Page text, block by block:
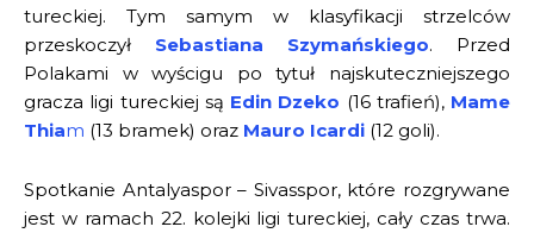
tureckiej. Tym samym w klasyfikacji strzelców
przeskoczył Sebastiana Szymańskiego. Przed
Polakami w wyścigu po tytuł najskuteczniejszego
gracza ligi tureckiej są Edin Dzeko (16 trafień), Mame
Thiam (13 bramek) oraz Mauro Icardi (12 goli).
Spotkanie Antalyaspor – Sivasspor, które rozgrywane
jest w ramach 22. kolejki ligi tureckiej, cały czas trwa.